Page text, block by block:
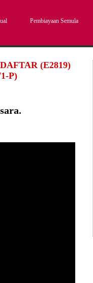
Pembiayaan Semula
(E2819)
P)